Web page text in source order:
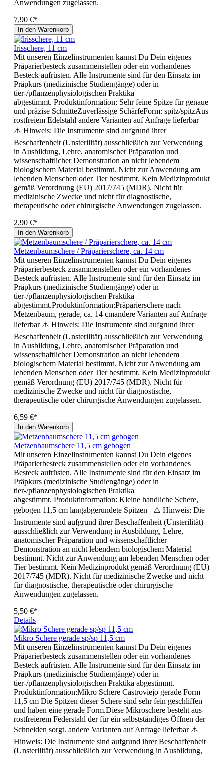
Anwendungen zugelassen.
7,90 €*
In den Warenkorb
Irisschere, 11 cm
Mit unseren Einzelinstrumenten kannst Du Dein eigenes
Präparierbesteck zusammenstellen oder ein vorhandenes
Besteck aufrüsten. Alle Instrumente sind für den Einsatz im
Präpkurs (medizinische Studiengänge) oder in
tier-/pflanzenphysiologischen Praktika
abgestimmt. Produktinformation: Sehr feine Spitze für genaue
und präzise SchnitteZuverlässige SchärfeForm: spitz/spitzAus
rostfreiem Edelstahl andere Varianten auf Anfrage lieferbar
⚠️ Hinweis: Die Instrumente sind aufgrund ihrer
Beschaffenheit (Unsterilität) ausschließlich zur Verwendung
in Ausbildung, Lehre, anatomischer Präparation und
wissenschaftlicher Demonstration an nicht lebendem
biologischem Material bestimmt. Nicht zur Anwendung am
lebenden Menschen oder Tier bestimmt. Kein Medizinprodukt
gemäß Verordnung (EU) 2017/745 (MDR). Nicht für
medizinische Zwecke und nicht für diagnostische,
therapeutische oder chirurgische Anwendungen zugelassen.
2,90 €*
In den Warenkorb
Metzenbaumschere / Präparierschere, ca. 14 cm
Mit unseren Einzelinstrumenten kannst Du Dein eigenes
Präparierbesteck zusammenstellen oder ein vorhandenes
Besteck aufrüsten. Alle Instrumente sind für den Einsatz im
Präpkurs (medizinische Studiengänge) oder in
tier-/pflanzenphysiologischen Praktika
abgestimmt.Produktinformation:Präparierschere nach
Metzenbaum, gerade, ca. 14 cmandere Varianten auf Anfrage
lieferbar ⚠️ Hinweis: Die Instrumente sind aufgrund ihrer
Beschaffenheit (Unsterilität) ausschließlich zur Verwendung
in Ausbildung, Lehre, anatomischer Präparation und
wissenschaftlicher Demonstration an nicht lebendem
biologischem Material bestimmt. Nicht zur Anwendung am
lebenden Menschen oder Tier bestimmt. Kein Medizinprodukt
gemäß Verordnung (EU) 2017/745 (MDR). Nicht für
medizinische Zwecke und nicht für diagnostische,
therapeutische oder chirurgische Anwendungen zugelassen.
6,59 €*
In den Warenkorb
Metzenbaumschere 11,5 cm gebogen
Mit unseren Einzelinstrumenten kannst Du Dein eigenes
Präparierbesteck zusammenstellen oder ein vorhandenes
Besteck aufrüsten. Alle Instrumente sind für den Einsatz im
Präpkurs (medizinische Studiengänge) oder in
tier-/pflanzenphysiologischen Praktika
abgestimmt. Produktinformation: Kleine handliche Schere,
gebogen 11,5 cm langabgerundete Spitzen ⚠️ Hinweis: Die
Instrumente sind aufgrund ihrer Beschaffenheit (Unsterilität)
ausschließlich zur Verwendung in Ausbildung, Lehre,
anatomischer Präparation und wissenschaftlicher
Demonstration an nicht lebendem biologischem Material
bestimmt. Nicht zur Anwendung am lebenden Menschen oder
Tier bestimmt. Kein Medizinprodukt gemäß Verordnung (EU)
2017/745 (MDR). Nicht für medizinische Zwecke und nicht
für diagnostische, therapeutische oder chirurgische
Anwendungen zugelassen.
5,50 €*
Details
Mikro Schere gerade sp/sp 11,5 cm
Mit unseren Einzelinstrumenten kannst Du Dein eigenes
Präparierbesteck zusammenstellen oder ein vorhandenes
Besteck aufrüsten. Alle Instrumente sind für den Einsatz im
Präpkurs (medizinische Studiengänge) oder in
tier-/pflanzenphysiologischen Praktika abgestimmt.
Produktinformation:Mikro Schere Castroviejo gerade Form
11,5 cm Die Spitzen dieser Schere sind sehr fein geschliffen
und haben eine gerade Form.Diese Mikroschere besteht aus
rostfreierem Federstahl der für ein selbstständiges Öffnen der
Schneiden sorgt. andere Varianten auf Anfrage lieferbar ⚠️
Hinweis: Die Instrumente sind aufgrund ihrer Beschaffenheit
(Unsterilität) ausschließlich zur Verwendung in Ausbildung,